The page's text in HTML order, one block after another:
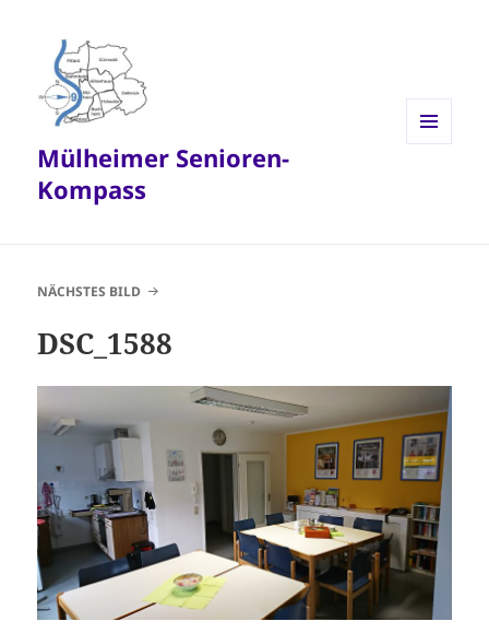
Mülheimer Senioren-
Kompass
NÄCHSTES BILD
DSC_1588